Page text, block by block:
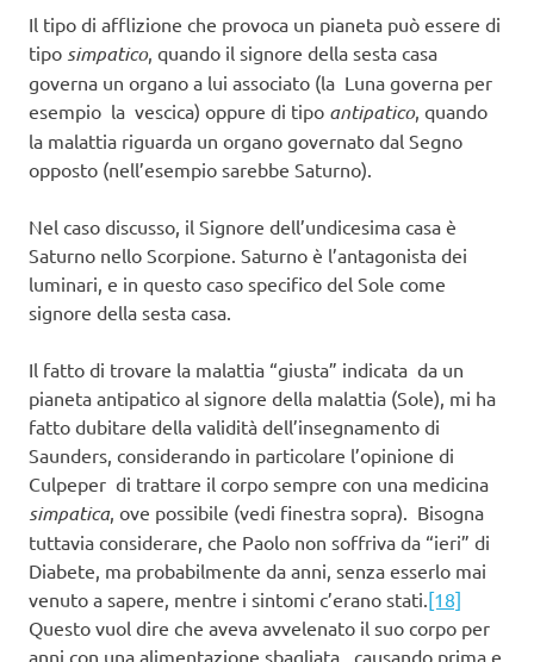
Il tipo di afflizione che provoca un pianeta può essere di
tipo simpatico, quando il signore della sesta casa
governa un organo a lui associato (la Luna governa per
esempio la vescica) oppure di tipo antipatico, quando
la malattia riguarda un organo governato dal Segno
opposto (nell’esempio sarebbe Saturno).
Nel caso discusso, il Signore dell’undicesima casa è
Saturno nello Scorpione. Saturno è l’antagonista dei
luminari, e in questo caso specifico del Sole come
signore della sesta casa.
Il fatto di trovare la malattia “giusta” indicata da un
pianeta antipatico al signore della malattia (Sole), mi ha
fatto dubitare della validità dell’insegnamento di
Saunders, considerando in particolare l’opinione di
Culpeper di trattare il corpo sempre con una medicina
simpatica, ove possibile (vedi finestra sopra). Bisogna
tuttavia considerare, che Paolo non soffriva da “ieri” di
Diabete, ma probabilmente da anni, senza esserlo mai
venuto a sapere, mentre i sintomi c’erano stati.[18]
Questo vuol dire che aveva avvelenato il suo corpo per
anni con una alimentazione sbagliata, causando prima e